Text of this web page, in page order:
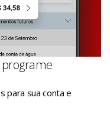
programe
para sua conta e